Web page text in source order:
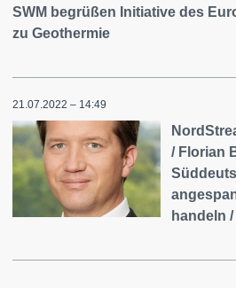
SWM begrüßen Initiative des
zu Geothermie
21.07.2022 – 14:49
/ Florian
handeln